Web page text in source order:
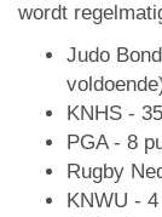
wordt
Judo
KNHS -
PGA - 8
Rugby
KNWU -